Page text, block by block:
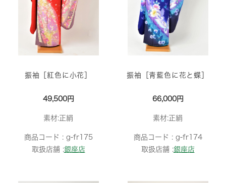
振袖［紅色に小花］
49,500円
素材:正絹
商品コード : g-fr175
取扱店舗 :銀座店
振袖［青藍色に花と蝶］
66,000円
素材:正絹
商品コード : g-fr174
取扱店舗 :銀座店